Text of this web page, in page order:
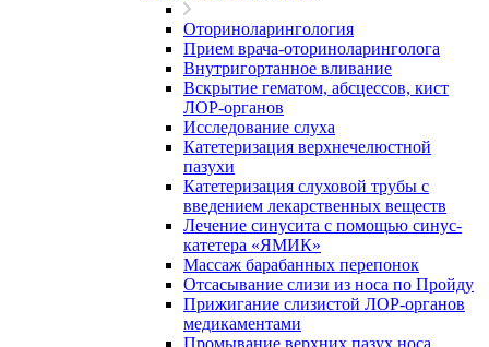
Оториноларингология
Прием врача-оториноларинголога
Внутригортанное вливание
Вскрытие гематом, абсцессов, кист
ЛОР-органов
Исследование слуха
Катетеризация верхнечелюстной
пазухи
Катетеризация слуховой трубы с
введением лекарственных веществ
Лечение синусита с помощью синус-
катетера «ЯМИК»
Массаж барабанных перепонок
Отсасывание слизи из носа по Пройду
Прижигание слизистой ЛОР-органов
медикаментами
Промывание верхних пазух носа